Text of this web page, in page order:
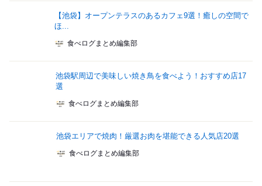
【池袋】オープンテラスのあるカフェ9選！癒しの空間で
ほ...
食べログまとめ編集部
池袋駅周辺で美味しい焼き鳥を食べよう！おすすめ店17
選
食べログまとめ編集部
池袋エリアで焼肉！厳選お肉を堪能できる人気店20選
食べログまとめ編集部